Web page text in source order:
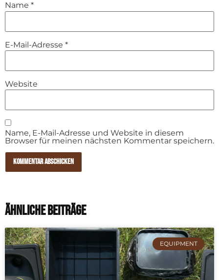
Name *
E-Mail-Adresse *
Website
Name, E-Mail-Adresse und Website in diesem
Browser für meinen nächsten Kommentar speichern.
ÄHNLICHE Beiträge
EQUIPMENT